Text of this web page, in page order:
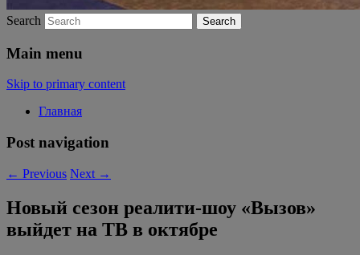
Search
Main menu
Skip to primary content
Главная
Post navigation
← Previous Next →
Новый сезон реалити-шоу «Вызов»
выйдет на ТВ в октябре